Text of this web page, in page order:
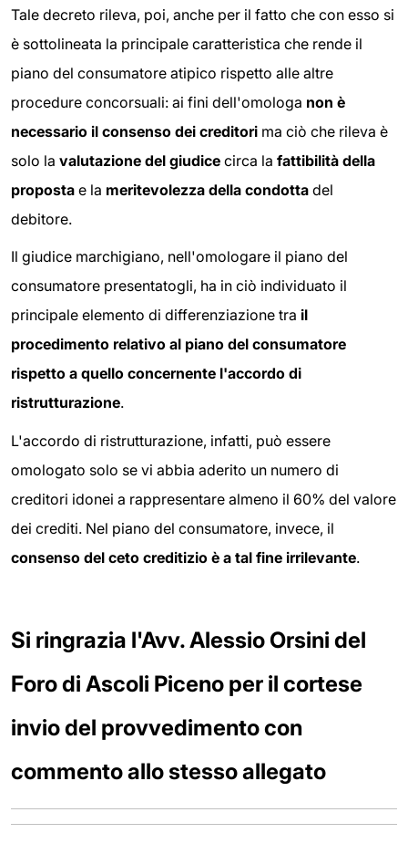
Tale decreto rileva, poi, anche per il fatto che con esso si
è sottolineata la principale caratteristica che rende il
piano del consumatore atipico rispetto alle altre
procedure concorsuali: ai fini dell'omologa non è
necessario il consenso dei creditori ma ciò che rileva è
solo la valutazione del giudice circa la fattibilità della
proposta e la meritevolezza della condotta del
debitore.
Il giudice marchigiano, nell'omologare il piano del
consumatore presentatogli, ha in ciò individuato il
principale elemento di differenziazione tra il
procedimento relativo al piano del consumatore
rispetto a quello concernente l'accordo di
ristrutturazione.
L'accordo di ristrutturazione, infatti, può essere
omologato solo se vi abbia aderito un numero di
creditori idonei a rappresentare almeno il 60% del valore
dei crediti. Nel piano del consumatore, invece, il
consenso del ceto creditizio è a tal fine irrilevante.
Si ringrazia l'Avv. Alessio Orsini del
Foro di Ascoli Piceno per il cortese
invio del provvedimento con
commento allo stesso allegato